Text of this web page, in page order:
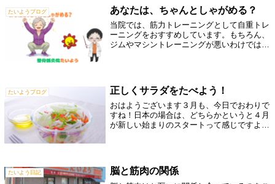
続けるのがつらい落ちた物を拾うときに腰
が...
たいようブログ あなたは、ちゃんとしゃがめる？
当院では、筋力トレーニングとして自重トレ
ーニングをおすすめしています。もちろん、
ジムやマシントレーニングが悪いわけではあ
力...
たいようブログ 正しくサラダをたべよう！
おはようございます３月も、今日でおわりで
すね！日本の場合は、どちらかというと４月
が新しい始まりのスタートって感じですよね
ラ...
たいよう日記 脳と筋肉の関係